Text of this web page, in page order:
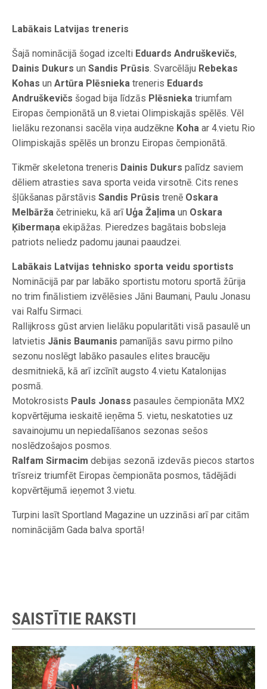
Labākais Latvijas treneris
Šajā nominācijā šogad izcelti Eduards Andruškevičs,
Dainis Dukurs un Sandis Prūsis. Svarcēlāju Rebekas
Kohas un Artūra Plēsnieka treneris Eduards
Andruškevičs šogad bija līdzās Plēsnieka triumfam
Eiropas čempionātā un 8.vietai Olimpiskajās spēlēs. Vēl
lielāku rezonansi sacēla viņa audzēkne Koha ar 4.vietu Rio
Olimpiskajās spēlēs un bronzu Eiropas čempionātā.
Tikmēr skeletona treneris Dainis Dukurs palīdz saviem
dēliem atrasties sava sporta veida virsotnē. Cits renes
šļūkšanas pārstāvis Sandis Prūsis trenē Oskara
Melbārža četrinieku, kā arī Uģa Žaļima un Oskara
Ķibermaņa ekipāžas. Pieredzes bagātais bobsleja
patriots neliedz padomu jaunai paaudzei.
Labākais Latvijas tehnisko sporta veidu sportists
Nominācijā par par labāko sportistu motoru sportā žūrija
no trim finālistiem izvēlēsies Jāni Baumani, Paulu Jonasu
vai Ralfu Sirmaci.
Rallijkross gūst arvien lielāku popularitāti visā pasaulē un
latvietis Jānis Baumanis pamanījās savu pirmo pilno
sezonu noslēgt labāko pasaules elites braucēju
desmitniekā, kā arī izcīnīt augsto 4.vietu Katalonijas
posmā.
Motokrosists Pauls Jonass pasaules čempionāta MX2
kopvērtējuma ieskaitē ieņēma 5. vietu, neskatoties uz
savainojumu un nepiedalīšanos sezonas sešos
noslēdzošajos posmos.
Ralfam Sirmacim debijas sezonā izdevās piecos startos
trīsreiz triumfēt Eiropas čempionāta posmos, tādējādi
kopvērtējumā ieņemot 3.vietu.
Turpini lasīt Sportland Magazine un uzzināsi arī par citām
nominācijām Gada balva sportā!
SAISTĪTIE RAKSTI